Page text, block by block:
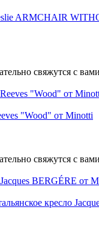
ARMCHAIR
свяжутся с
"Wood" от Minotti
свяжутся с
кресло